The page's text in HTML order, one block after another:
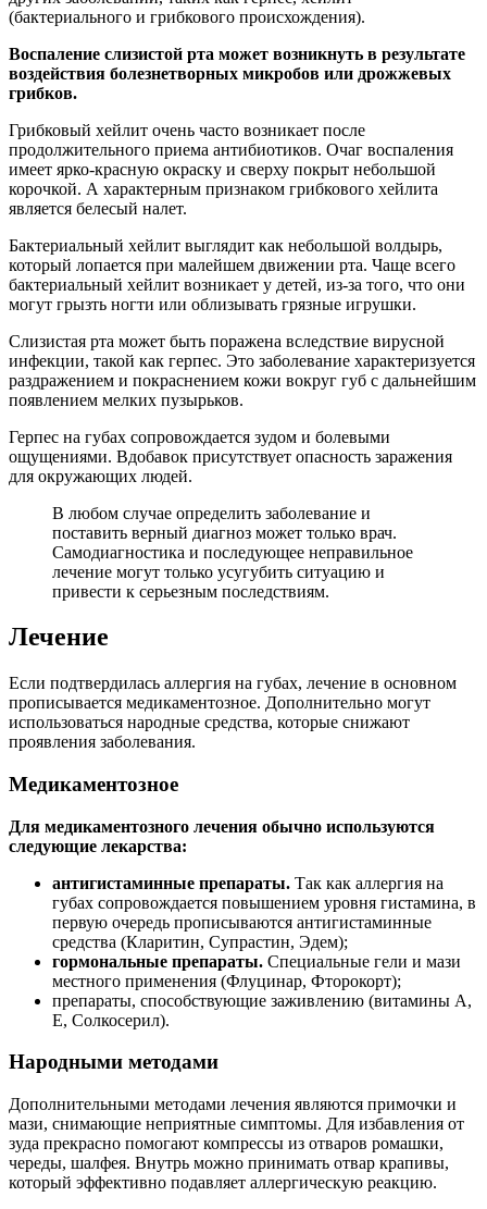
(бактериального и грибкового происхождения).
Воспаление слизистой рта может возникнуть в результате
воздействия болезнетворных микробов или дрожжевых
грибков.
Грибковый хейлит очень часто возникает после
продолжительного приема антибиотиков. Очаг воспаления
имеет ярко-красную окраску и сверху покрыт небольшой
корочкой. А характерным признаком грибкового хейлита
является белесый налет.
Бактериальный хейлит выглядит как небольшой волдырь,
который лопается при малейшем движении рта. Чаще всего
бактериальный хейлит возникает у детей, из-за того, что они
могут грызть ногти или облизывать грязные игрушки.
Слизистая рта может быть поражена вследствие вирусной
инфекции, такой как герпес. Это заболевание характеризуется
раздражением и покраснением кожи вокруг губ с дальнейшим
появлением мелких пузырьков.
Герпес на губах сопровождается зудом и болевыми
ощущениями. Вдобавок присутствует опасность заражения
для окружающих людей.
В любом случае определить заболевание и
поставить верный диагноз может только врач.
Самодиагностика и последующее неправильное
лечение могут только усугубить ситуацию и
привести к серьезным последствиям.
Лечение
Если подтвердилась аллергия на губах, лечение в основном
прописывается медикаментозное. Дополнительно могут
использоваться народные средства, которые снижают
проявления заболевания.
Медикаментозное
Для медикаментозного лечения обычно используются
следующие лекарства:
антигистаминные препараты. Так как аллергия на
губах сопровождается повышением уровня гистамина, в
первую очередь прописываются антигистаминные
средства (Кларитин, Супрастин, Эдем);
гормональные препараты. Специальные гели и мази
местного применения (Флуцинар, Фторокорт);
препараты, способствующие заживлению (витамины А,
Е, Солкосерил).
Народными методами
Дополнительными методами лечения являются примочки и
мази, снимающие неприятные симптомы. Для избавления от
зуда прекрасно помогают компрессы из отваров ромашки,
череды, шалфея. Внутрь можно принимать отвар крапивы,
который эффективно подавляет аллергическую реакцию.